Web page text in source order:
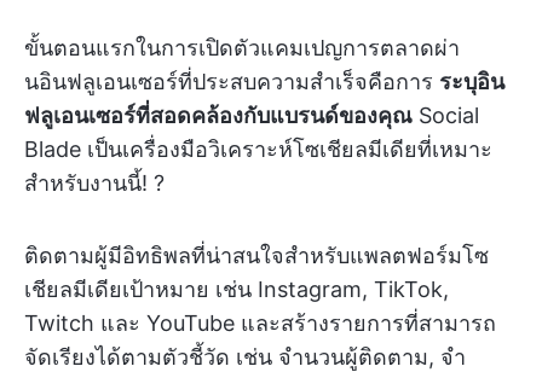
ขั้นตอนแรกในการเปิดตัวแคมเปญการตลาดผ่า
นอินฟลูเอนเซอร์ที่ประสบความสำเร็จคือการ ระบุอิน
ฟลูเอนเซอร์ที่สอดคล้องกับแบรนด์ของคุณ Social
Blade เป็นเครื่องมือวิเคราะห์โซเชียลมีเดียที่เหมาะ
สำหรับงานนี้! ?
ติดตามผู้มีอิทธิพลที่น่าสนใจสำหรับแพลตฟอร์มโซ
เชียลมีเดียเป้าหมาย เช่น Instagram, TikTok,
Twitch และ YouTube และสร้างรายการที่สามารถ
จัดเรียงได้ตามตัวชี้วัด เช่น จำนวนผู้ติดตาม, จำ